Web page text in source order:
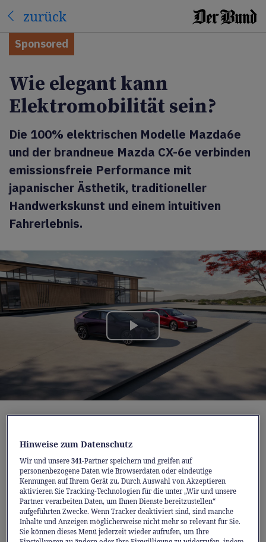
zurück
Sponsored
Wie elegant kann
Elektromobilität sein?
Die 100% elektrischen Modelle Mazda6e
und der brandneue Mazda CX-6e verbinden
emissionsfreie Performance mit
japanischer Ästhetik, traditioneller
Handwerkskunst und einem intuitiven
Fahrerlebnis.
Play
Video
Design of the Year 2026», und
Mazda CX-6estehen beispielhaft dafür, wie
Mazda Elektromobilität, emotionales Design
und japanische Handwerkskunst vereint. So
entstehen vollelektrische Fahrzeuge, die den
Menschen in den Mittelpunkt stellen –
Hinweise zum Datenschutz
Wir und unsere341-Partner speichern und greifen auf
personenbezogene Daten wie Browserdaten oder eindeutige
Kennungen auf Ihrem Gerät zu. Durch Auswahl von Akzeptieren
aktivieren Sie Tracking-Technologien für die unter „Wir und unsere
Partner verarbeiten Daten, um Ihnen Dienste bereitzustellen“
aufgeführten Zwecke. Wenn Tracker deaktiviert sind, sind manche
Inhalte und Anzeigen möglicherweise nicht mehr so relevant für Sie.
Sie können dieses Menü jederzeit wieder aufrufen, um Ihre